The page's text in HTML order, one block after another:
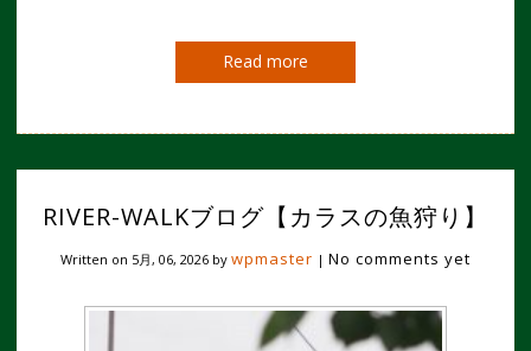
Read more
RIVER-WALKブログ【カラスの魚狩り】
Written on 5月, 06, 2026 by wpmaster | No comments yet